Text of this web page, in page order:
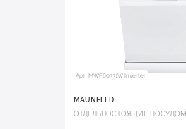
Арт. MWF60331W Inverter
MAUNFELD
ОТДЕЛЬНОСТОЯЩИЕ